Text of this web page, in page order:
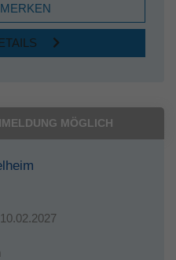
MÖGLICH
10.02.2027